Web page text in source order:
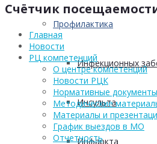
Профилактика
Инфекционных
Инсульта
Инфаркта
Счётчик
Главная
Новости
РЦ компетенций
О центре компетенций
Новости РЦК
Нормативные
Методические
Материалы и
График выездов в МО
Отчетность